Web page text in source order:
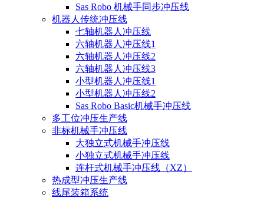
Sas Robo 机械手同步冲压线
机器人传统冲压线
七轴机器人冲压线
六轴机器人冲压线1
六轴机器人冲压线2
六轴机器人冲压线3
小型机器人冲压线1
小型机器人冲压线2
Sas Robo Basic机械手冲压线
多工位冲压生产线
非标机械手冲压线
大独立式机械手冲压线
小独立式机械手冲压线
连杆式机械手冲压线（XZ）
热成型冲压生产线
线尾装箱系统